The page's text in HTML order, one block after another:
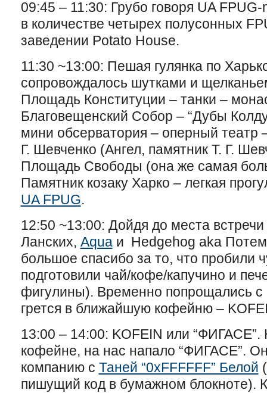
09:45 – 11:30: Грубо говоря UA
в количестве четырех полусонных
заведении Potato House.
11:30 ~13:00: Пешая гулянка по
сопровождалось шутками и
Площадь Конституции – танки –
Благовещенский Собор – “Дубы
мини обсерватория – оперный театр
Г. Шевченко (Ангел, памятник Т. Г.
Площадь Свободы (она же самая
Памятник козаку Харко – легкая
UA FPUG.
12:50 ~13:00: Дойдя до места
Ланских, Aquaи Hedgehog aka
большое спасибо за то, что пробили
подготовили чай/кофе/капучино и
фигулины). Временно попрощались с
грется в ближайшую кофейню –
13:00 – 14:00: KOFEIN или
кофейне, на нас напало “ФИГАСЕ”.
компанию с Таней “0xFFFFFF” Белой
пишущий код в бумажном блокноте).